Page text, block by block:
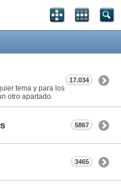
tema y para los
otro apartado.
17.034
5867
3465